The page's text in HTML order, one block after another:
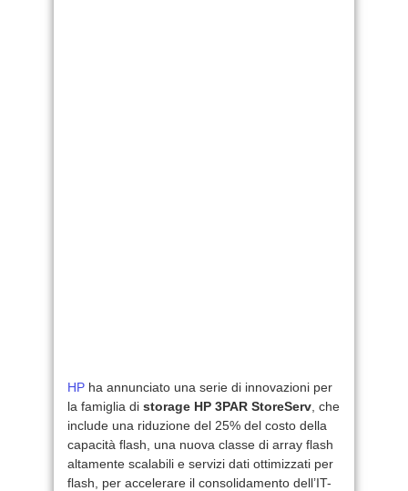
HP ha annunciato una serie di innovazioni per
la famiglia di storage HP 3PAR StoreServ , che
include una riduzione del 25% del costo della
capacità flash, una nuova classe di array flash
altamente scalabili e servizi dati ottimizzati per
flash, per accelerare il consolidamento dell’IT-